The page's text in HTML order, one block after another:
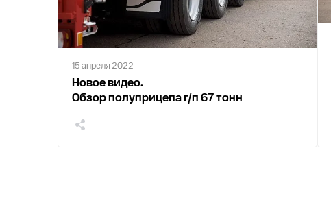
15 апреля 2022
Новое видео.
Обзор полуприцепа г/п 67 тонн